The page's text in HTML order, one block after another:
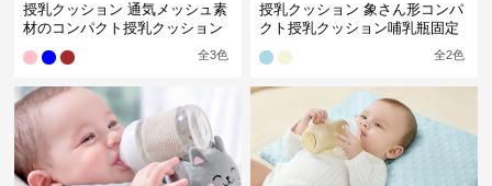
授乳クッション 通気メッシュ素
材のコンパクト授乳クッション
全3色
授乳クッション 象さん形コンパ
クト授乳クッション哺乳瓶固定
全2色